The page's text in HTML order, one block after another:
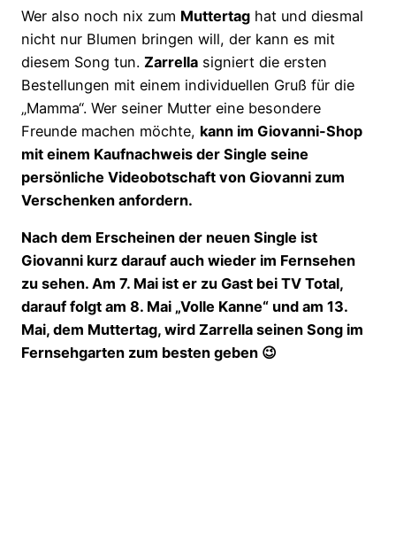
Wer also noch nix zum Muttertag hat und diesmal
nicht nur Blumen bringen will, der kann es mit
diesem Song tun. Zarrella signiert die ersten
Bestellungen mit einem individuellen Gruß für die
„Mamma“. Wer seiner Mutter eine besondere
Freunde machen möchte, kann im Giovanni-Shop
mit einem Kaufnachweis der Single seine
persönliche Videobotschaft von Giovanni zum
Verschenken anfordern.
Nach dem Erscheinen der neuen Single ist
Giovanni kurz darauf auch wieder im Fernsehen
zu sehen. Am 7. Mai ist er zu Gast bei TV Total,
darauf folgt am 8. Mai „Volle Kanne“ und am 13.
Mai, dem Muttertag, wird Zarrella seinen Song im
Fernsehgarten zum besten geben 😉